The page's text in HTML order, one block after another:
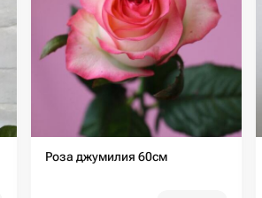
Роза джумилия 60см